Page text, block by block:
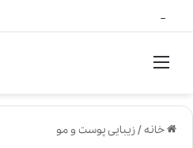
منو
خانه/زیبایی پوست و مو